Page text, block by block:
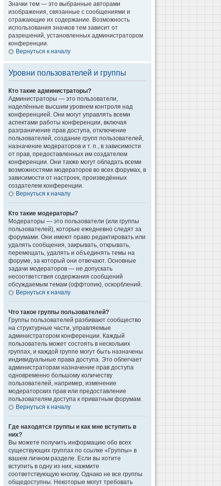
Значки тем — это выбранные авторами
изображения, связанные с сообщениями и
отражающие их содержание. Возможность
использования значков тем зависит от
разрешений, установленных администратором
конференции.
Вернуться к началу
Уровни пользователей и группы
Кто такие администраторы?
Администраторы — это пользователи,
наделённые высшим уровнем контроля над
конференцией. Они могут управлять всеми
аспектами работы конференции, включая
разграничение прав доступа, отключение
пользователей, создание групп пользователей,
назначение модераторов и т. п., в зависимости
от прав, предоставленных им создателем
конференции. Они также могут обладать всеми
возможностями модераторов во всех форумах, в
зависимости от настроек, произведённых
создателем конференции.
Вернуться к началу
Кто такие модераторы?
Модераторы — это пользователи (или группы
пользователей), которые ежедневно следят за
форумами. Они имеют право редактировать или
удалять сообщения, закрывать, открывать,
перемещать, удалять и объединять темы на
форуме, за который они отвечают. Основные
задачи модераторов — не допускать
несоответствия содержания сообщений
обсуждаемым темам (оффтопик), оскорблений.
Вернуться к началу
Что такое группы пользователей?
Группы пользователей разбивают сообщество
на структурные части, управляемые
администратором конференции. Каждый
пользователь может состоять в нескольких
группах, и каждой группе могут быть назначены
индивидуальные права доступа. Это облегчает
администраторам назначение прав доступа
одновременно большому количеству
пользователей, например, изменение
модераторских прав или предоставление
пользователям доступа к приватным форумам.
Вернуться к началу
Где находятся группы и как мне вступить в
них?
Вы можете получить информацию обо всех
существующих группах по ссылке «Группы» в
вашем личном разделе. Если вы хотите
вступить в одну из них, нажмите
соответствующую кнопку. Однако не все группы
общедоступны. Некоторые могут требовать